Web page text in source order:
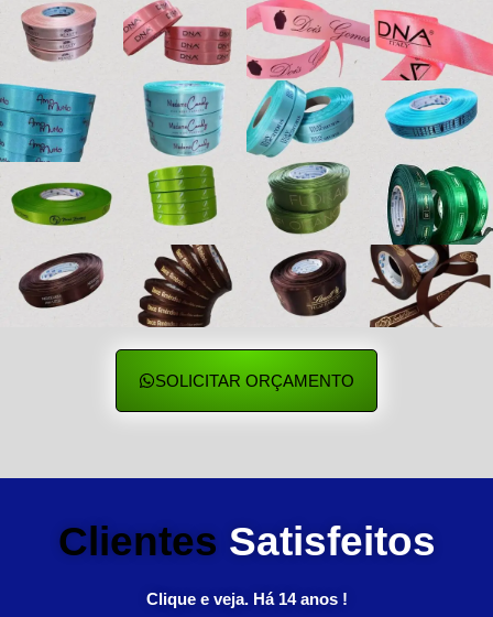
SOLICITAR ORÇAMENTO
Clientes Satisfeitos
Clique e veja. Há 14 anos !